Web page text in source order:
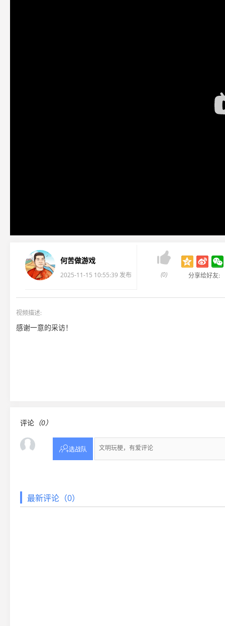
何苦做游戏
2025-11-15 10:55:39 发布

(0) 分享给好友:
视频描述:
感谢一意的采访！
评论 （0）
选战队
最新评论（0）